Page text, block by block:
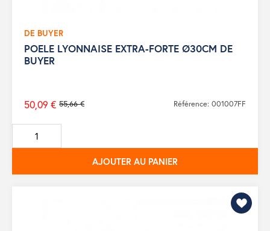
DE BUYER
POELE LYONNAISE EXTRA-FORTE Ø30CM DE
BUYER
Prix
de
base
55,66 €
50,09 € Référence: 001007FF
AJOUTER AU PANIER